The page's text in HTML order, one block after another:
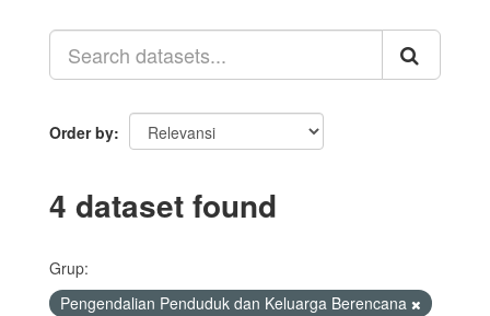
Order by
4 dataset found
Grup:
Pengendalian Penduduk dan Keluarga Berencana